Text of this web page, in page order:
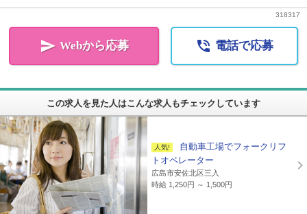
318317
 Webから応募  電話で応募
この求人を見た人はこんな求人もチェックしています
自動車工場でフォークリフ
トオペレーター
広島市安佐北区三入
時給 1,250円 ～ 1,500円